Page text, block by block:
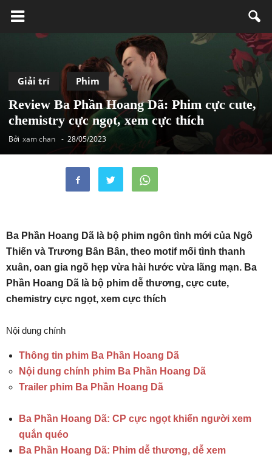
Giải trí Phim
Review Ba Phần Hoang Dã: Phim cực cute,
chemistry cực ngọt, xem cực thích
Bởi xam chan - 28/05/2023
Ba Phần Hoang Dã là bộ phim ngôn tình mới của Ngô
Thiến và Trương Bân Bân, theo motif mối tình thanh
xuân, oan gia ngõ hẹp vừa hài hước vừa lãng mạn. Ba
Phần Hoang Dã là bộ phim dễ thương, cực cute,
chemistry cực ngọt, xem cực thích
Nội dung chính
Thông tin phim Ba Phần Hoang Dã
Nội dung chính phim Ba Phần Hoang Dã
Trailer phim Ba Phần Hoang Dã
Ba Phần Hoang Dã: CP cực ngọt khiến người xem
quắn quéo
Ba Phần Hoang Dã: Phim dễ thương, dễ xem